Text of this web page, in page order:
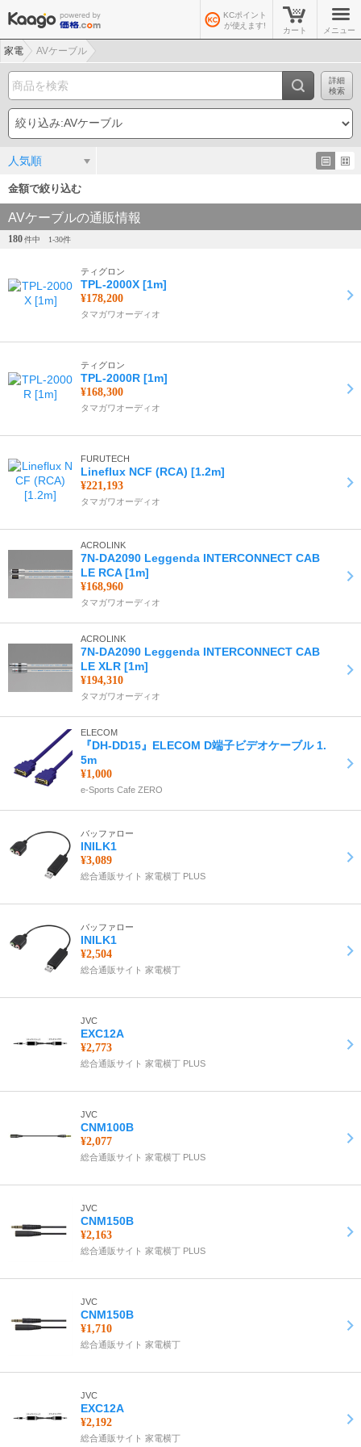
KCポイント
が使えます!
カート メニュー
家電 AVケーブル
詳細
検索
人気順
金額で絞り込む
AVケーブルの通販情報
180件中 1-30件
ティグロン
TPL-2000X [1m]
¥178,200
タマガワオーディオ
ティグロン
TPL-2000R [1m]
¥168,300
タマガワオーディオ
FURUTECH
Lineflux NCF (RCA) [1.2m]
¥221,193
タマガワオーディオ
ACROLINK
7N-DA2090 Leggenda INTERCONNECT CAB
LE RCA [1m]
¥168,960
タマガワオーディオ
ACROLINK
7N-DA2090 Leggenda INTERCONNECT CAB
LE XLR [1m]
¥194,310
タマガワオーディオ
ELECOM
『DH-DD15』ELECOM D端子ビデオケーブル 1.
5m
¥1,000
e-Sports Cafe ZERO
バッファロー
INILK1
¥3,089
総合通販サイト 家電横丁 PLUS
バッファロー
INILK1
¥2,504
総合通販サイト 家電横丁
JVC
EXC12A
¥2,773
総合通販サイト 家電横丁 PLUS
JVC
CNM100B
¥2,077
総合通販サイト 家電横丁 PLUS
JVC
CNM150B
¥2,163
総合通販サイト 家電横丁 PLUS
JVC
CNM150B
¥1,710
総合通販サイト 家電横丁
JVC
EXC12A
¥2,192
総合通販サイト 家電横丁